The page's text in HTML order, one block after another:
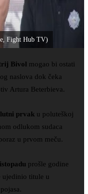
Fight Hub TV)
Bivol mogao bi ostati
naslova dok čeka
Artura Beterbieva.
prvak u poluteškoj
odlukom sudaca
u prvom meču.
prošle godine
titule u